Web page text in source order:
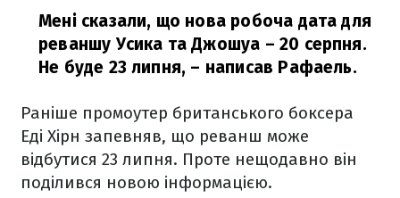
Мені сказали, що нова робоча дата для
реваншу Усика та Джошуа – 20 серпня.
Не буде 23 липня, – написав Рафаель.
Раніше промоутер британського боксера
Еді Хірн запевняв, що реванш може
відбутися 23 липня. Проте нещодавно він
поділився новою інформацією.